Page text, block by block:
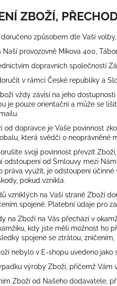
ZBOŽÍ,
způsobem dle Vaší
Naší provozovně Míkova 400,
dopravních společností
v rámci České republiky a
vždy závisí na jeho
je pouze orientační a může se
od dopravce je Vaše povinnost
která svědčí o neoprávněné
svoji povinnost převzít
odstoupení od Smlouvy mezi
práva využít, je odstoupení
pokud vznikla.
vzniklých na Vaší straně Zboží
spojené. Platební údaje pro
na Zboží na Vás přechází v
kdy jste měli možnost ho
spojené se ztrátou,
nebylo v E-shopu uvedeno
výroby Zboží, přičemž
Zboží od Našeho dodavatele,